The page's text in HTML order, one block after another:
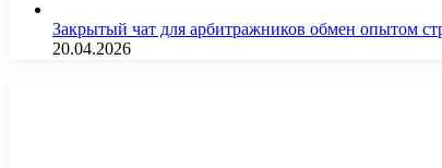
Закрытый чат для арбитражников обмен опытом
20.04.2026